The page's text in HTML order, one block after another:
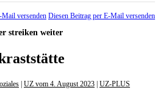
Diesen Beitrag per E-Mail versenden
streiken weiter
UZ vom 4. August 2023 UZ-PLUS